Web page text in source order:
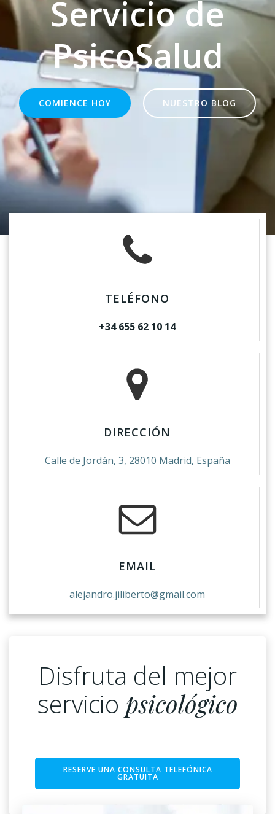
Servicio de
PsicoSalud
COMIENCE HOY NUESTRO BLOG
TELÉFONO
+34 655 62 10 14
DIRECCIÓN
Calle de Jordán, 3, 28010 Madrid, España
EMAIL
alejandro.jiliberto@gmail.com
Disfruta del mejor
servicio psicológico
RESERVE UNA CONSULTA TELEFÓNICA
GRATUITA